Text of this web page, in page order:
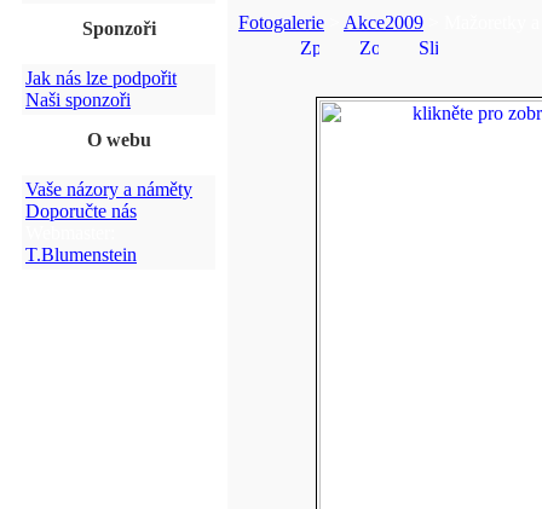
Sponzoři
Jak nás lze podpořit
Naši sponzoři
O webu
Vaše názory a náměty
Doporučte nás
T.Blumenstein
Fotogalerie Akce2009